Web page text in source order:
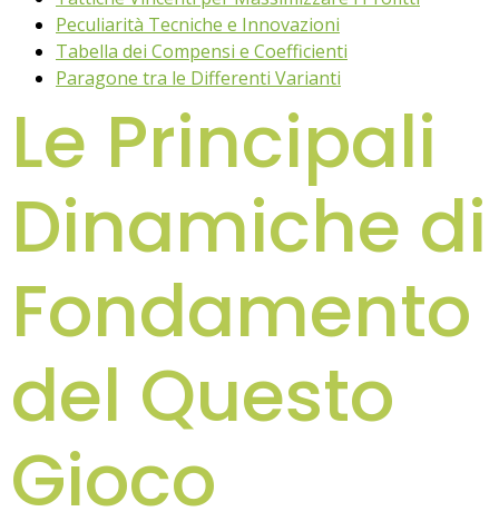
Peculiarità Tecniche e Innovazioni
Tabella dei Compensi e Coefficienti
Paragone tra le Differenti Varianti
Le Principali
Dinamiche di
Fondamento
del Questo
Gioco